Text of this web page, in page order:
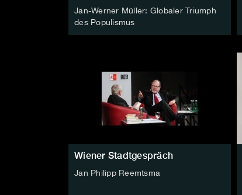
Jan-Werner Müller: Globaler Triumph
des Populismus
Wiener Stadtgespräch
Jan Philipp Reemtsma